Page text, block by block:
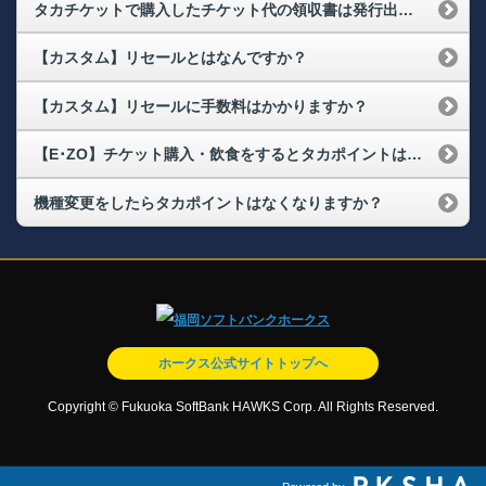
タカチケットで購入したチケット代の領収書は発行出来ますか？
【カスタム】リセールとはなんですか？
【カスタム】リセールに手数料はかかりますか？
【E･ZO】チケット購入・飲食をするとタカポイントは付きますか？
機種変更をしたらタカポイントはなくなりますか？
ホークス公式サイトトップへ
Copyright © Fukuoka SoftBank HAWKS Corp. All Rights Reserved.